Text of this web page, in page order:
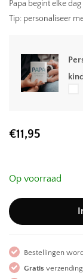
Papa begint elke
Tip: personaliseer
€11,95
Op voorraad
Bestellingen
Gratis